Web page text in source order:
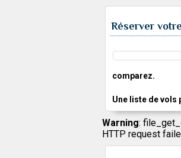
Réserver
comparez.
Une liste de vols
Warning:
HTTP request